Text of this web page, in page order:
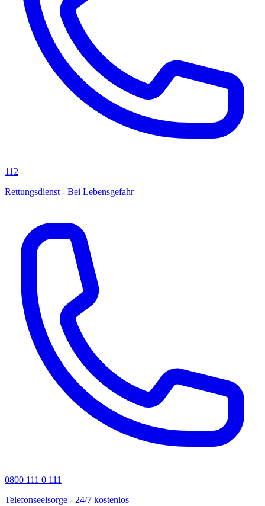
112
Rettungsdienst - Bei Lebensgefahr
0800 111 0 111
Telefonseelsorge - 24/7 kostenlos